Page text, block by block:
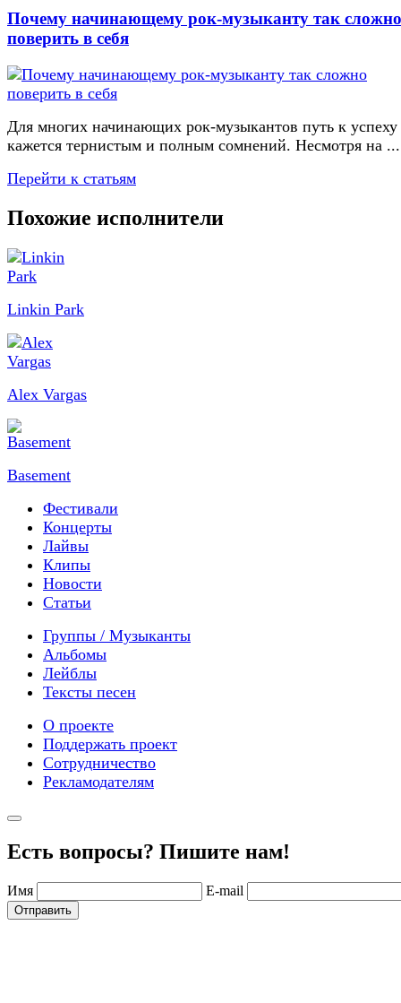
Почему начинающему рок-музыканту так сложно
поверить в себя
Для многих начинающих рок-музыкантов путь к успеху
кажется тернистым и полным сомнений. Несмотря на ...
Перейти к статьям
Похожие исполнители
Linkin Park
Alex Vargas
Basement
Фестивали
Концерты
Лайвы
Клипы
Новости
Статьи
Группы / Музыканты
Альбомы
Лейблы
Тексты песен
О проекте
Поддержать проект
Сотрудничество
Рекламодателям
Есть вопросы? Пишите нам!
Имя E-mail